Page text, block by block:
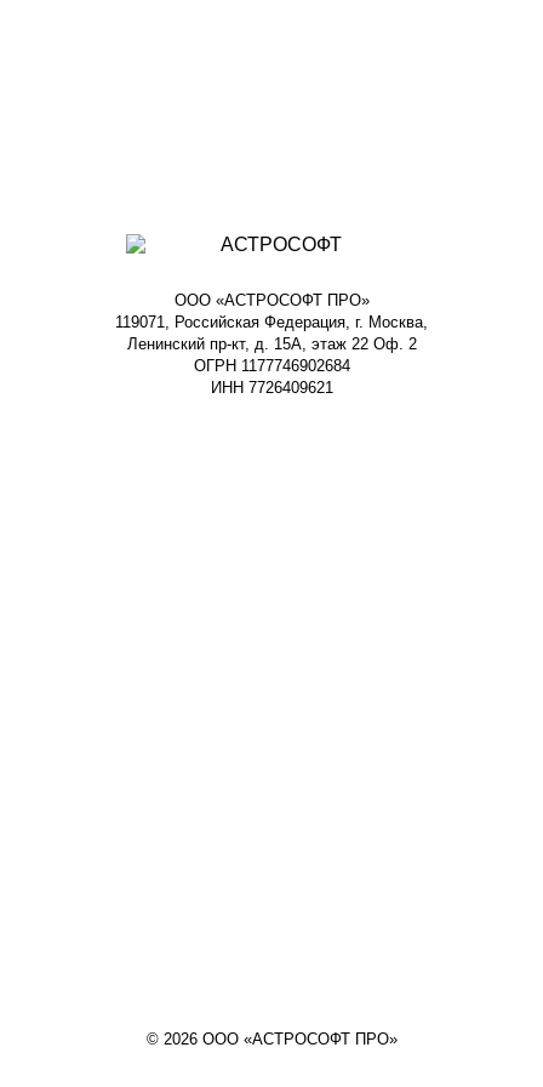
ООО «АСТРОСОФТ ПРО»
119071, Российская Федерация, г. Москва,
Ленинский пр-кт, д. 15А, этаж 22 Оф. 2
ОГРН 1177746902684
ИНН 7726409621
© 2026 ООО «АСТРОСОФТ ПРО»